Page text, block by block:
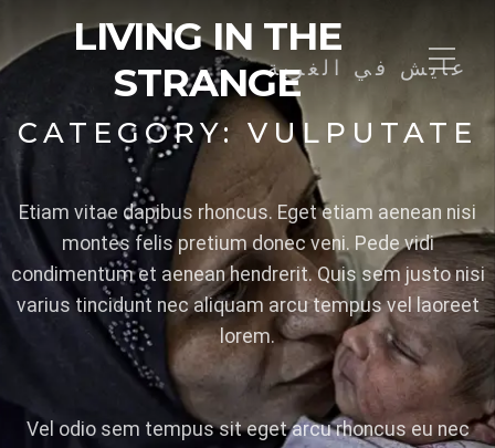
LIVING IN THE
STRANGEعايش في الغربة
CATEGORY: VULPUTATE
Etiam vitae dapibus rhoncus. Eget etiam aenean nisi
montes felis pretium donec veni. Pede vidi
condimentum et aenean hendrerit. Quis sem justo nisi
varius tincidunt nec aliquam arcu tempus vel laoreet
lorem.
Vel odio sem tempus sit eget arcu rhoncus eu nec